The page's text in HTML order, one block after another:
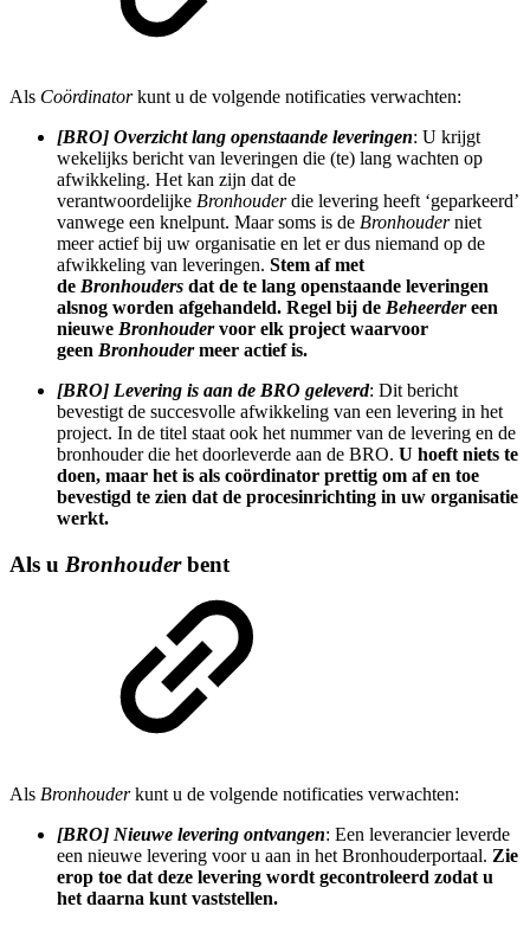
Als Coördinatorkunt u de volgende notificaties verwachten:
[BRO] Overzicht lang openstaande leveringen: U krijgt
wekelijks bericht van leveringen die (te) lang wachten op
afwikkeling. Het kan zijn dat de
verantwoordelijke Bronhouderdie levering heeft ‘geparkeerd’
vanwege een knelpunt. Maar soms is de Bronhouderniet
meer actief bij uw organisatie en let er dus niemand op de
afwikkeling van leveringen. Stem af met
de Bronhouders dat de te lang openstaande leveringen
alsnog worden afgehandeld. Regel bij de Beheerder een
nieuwe Bronhouder voor elk project waarvoor
geen Bronhouder meer actief is.
[BRO] Levering is aan de BRO geleverd: Dit bericht
bevestigt de succesvolle afwikkeling van een levering in het
project. In de titel staat ook het nummer van de levering en de
bronhouder die het doorleverde aan de BRO. U hoeft niets te
doen, maar het is als coördinator prettig om af en toe
bevestigd te zien dat de procesinrichting in uw organisatie
werkt.
Als u Bronhouderbent
Als Bronhouderkunt u de volgende notificaties verwachten:
[BRO] Nieuwe levering ontvangen: Een leverancier leverde
een nieuwe levering voor u aan in het Bronhouderportaal. Zie
erop toe dat deze levering wordt gecontroleerd zodat u
het daarna kunt vaststellen.